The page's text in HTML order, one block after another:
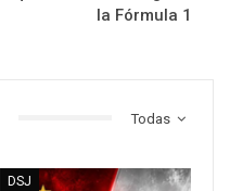
la Fórmula 1
Todas
DSJ